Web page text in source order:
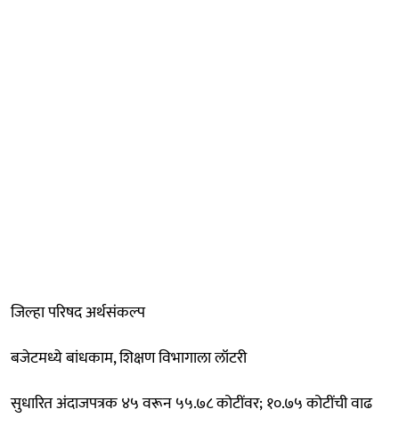
जिल्हा परिषद अर्थसंकल्प
बजेटमध्ये बांधकाम, शिक्षण विभागाला लॉटरी
सुधारित अंदाजपत्रक ४५ वरून ५५.७८ कोटींवर; १०.७५ कोटींची वाढ